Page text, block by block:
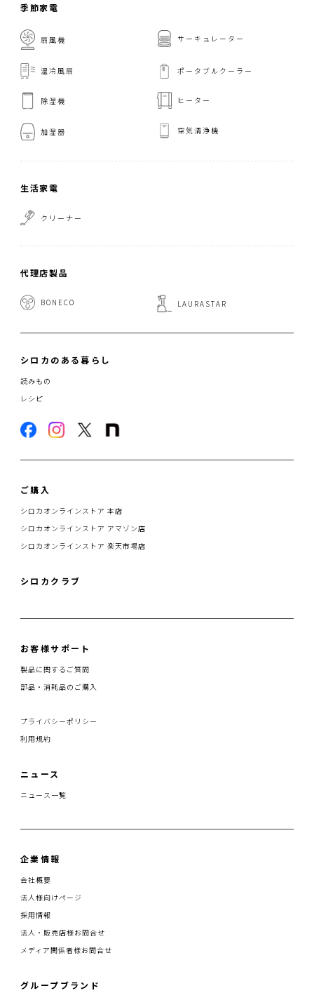
季節家電
扇風機 サーキュレーター
温冷風扇 ポータブルクーラー
除湿機 ヒーター
加湿器 空気清浄機
生活家電
クリーナー
代理店製品
BONECO LAURASTAR
シロカのある暮らし
読みもの
レシピ
ご購入
シロカオンラインストア 本店
シロカオンラインストア アマゾン店
シロカオンラインストア 楽天市場店
シロカクラブ
お客様サポート
製品に関するご質問
部品・消耗品のご購入
プライバシーポリシー
利用規約
ニュース
ニュース一覧
企業情報
会社概要
法人様向けページ
採用情報
法人・販売店様お問合せ
メディア関係者様お問合せ
グループブランド